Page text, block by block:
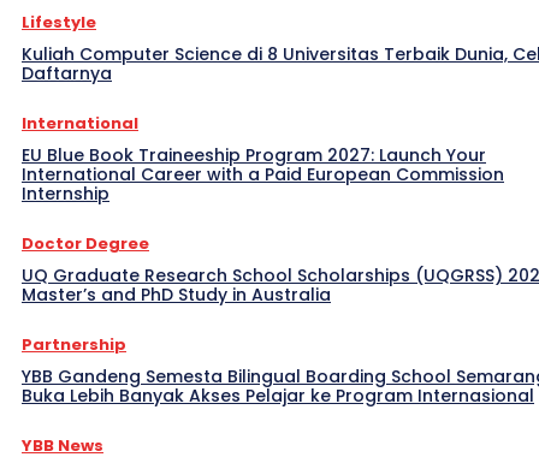
Lifestyle
Kuliah Computer Science di 8 Universitas Terbaik Dunia,
Daftarnya
International
EU Blue Book Traineeship Program 2027: Launch Your
International Career with a Paid European Commission
Internship
Doctor Degree
UQ Graduate Research School Scholarships (UQGRSS)
Master’s and PhD Study in Australia
Partnership
YBB Gandeng Semesta Bilingual Boarding School
Buka Lebih Banyak Akses Pelajar ke Program Internasional
YBB News